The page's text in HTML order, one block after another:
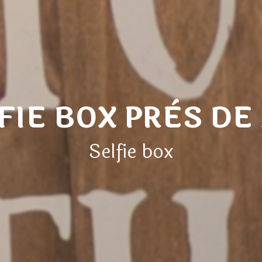
BOX PRÈS
Selfie box